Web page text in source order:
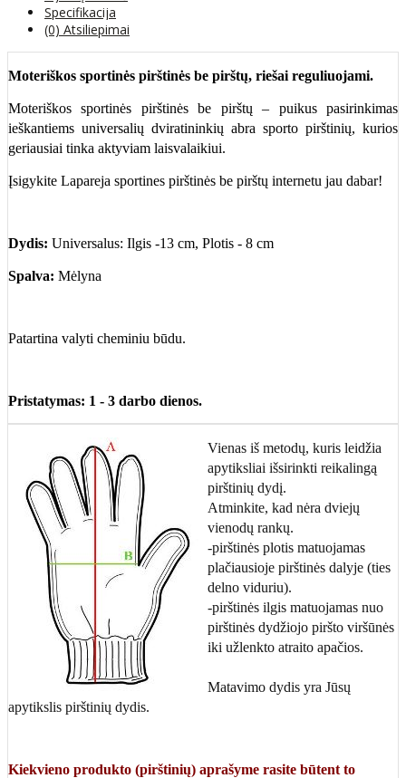
Specifikacija
(0) Atsiliepimai
Moteriškos sportinės pirštinės be pirštų, riešai reguliuojami.
Moteriškos sportinės pirštinės be pirštų – puikus pasirinkimas
ieškantiems universalių dviratininkių abra sporto pirštinių, kurios
geriausiai tinka aktyviam laisvalaikiui.
Įsigykite Lapareja sportines pirštinės be pirštų internetu jau dabar!
Dydis: Universalus: Ilgis -13 cm, Plotis - 8 cm
Spalva: Mėlyna
Patartina valyti cheminiu būdu.
Pristatymas: 1 - 3 darbo dienos.
Vienas iš metodų, kuris leidžia
apytiksliai išsirinkti reikalingą
pirštinių dydį.
Atminkite, kad nėra dviejų
vienodų rankų.
-pirštinės plotis matuojamas
plačiausioje pirštinės dalyje (ties
delno viduriu).
-pirštinės ilgis matuojamas nuo
pirštinės dydžiojo piršto viršūnės
iki užlenkto atraito apačios.
Matavimo dydis yra Jūsų
apytikslis pirštinių dydis.
Kiekvieno produkto (pirštinių) aprašyme rasite būtent to